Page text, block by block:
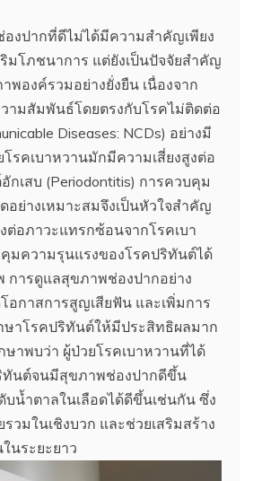
งปากที่ดีไม่ได้มีความสำคัญเพียง
มโภชนาการ แต่ยังเป็นปัจจัยสำคัญ
องค์รวมอย่างยั่งยืน เนื่องจาก
ามสัมพันธ์โดยตรงกับโรคไม่ติดต่อ
Diseases: NCDs) อย่างมี
รคเบาหวานมักมีความเสี่ยงสูงต่อ
กเสบ (Periodontitis) การควบคุม
อย่างเหมาะสมจึงเป็นหัวใจสำคัญ
ต่อภาวะแทรกซ้อนจากโรคเบา
มความรุนแรงของโรคปริทันต์ได้
การดูแลสุขภาพช่องปากอย่าง
อกาสการสูญเสียฟัน และเพิ่มการ
ษาโรคปริทันต์ให้มีประสิทธิผลมาก
าพบว่า ผู้ป่วยโรคเบาหวานที่ได้
ทันต์จนมีสุขภาพช่องปากดีขึ้น
น้ำตาลในเลือดได้ดีขึ้นเช่นกัน ซึ่ง
วมในเชิงบวก และช่วยเสริมสร้าง
นระยะยาว